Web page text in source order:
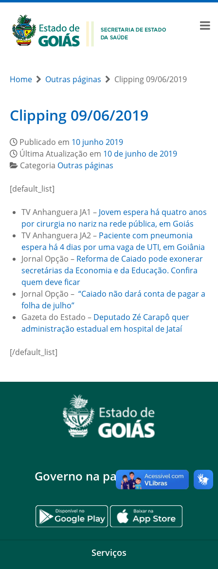
Home Outras páginas Clipping 09/06/2019
Clipping 09/06/2019
Publicado em 10 junho 2019
Última Atualização em 10 de junho de 2019
Categoria Outras páginas
[default_list]
TV Anhanguera JA1 – Jovem espera há quatro anos
por cirurgia no nariz na rede pública, em Goiás
TV Anhanguera JA2 – Paciente com pneumonia
espera há 4 dias por uma vaga de UTI, em Goiânia
Jornal Opção – Reforma de Caiado pode exonerar
secretárias da Economia e da Educação. Confira
quem deve ficar
Jornal Opção – “Caiado não dará conta de pagar a
folha de julho”
Gazeta do Estado – Deputado Zé Carapô quer
administração estadual em hospital de Jataí
[/default_list]
Governo na palma da mão
Serviços